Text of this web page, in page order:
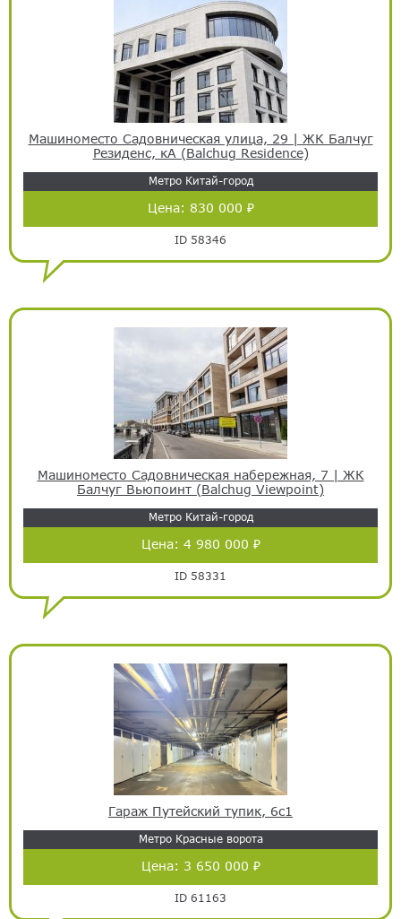
Машиноместо Садовническая улица, 29 | ЖК Балчуг
Резиденс, кА (Balchug Residence)
Метро Китай-город
Цена: 830 000 ₽
ID 58346
Машиноместо Садовническая набережная, 7 | ЖК
Балчуг Вьюпоинт (Balchug Viewpoint)
Метро Китай-город
Цена: 4 980 000 ₽
ID 58331
Гараж Путейский тупик, 6с1
Метро Красные ворота
Цена: 3 650 000 ₽
ID 61163